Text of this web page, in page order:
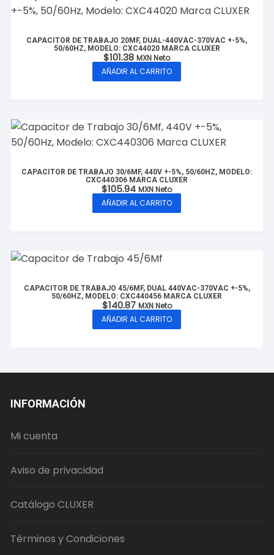
CAPACITOR DE TRABAJO 20MF, DUAL-440VAC-370VAC +-5%,
50/60HZ, MODELO: CXC44020 MARCA CLUXER
$101.38 MXN Neto
AÑADIR AL CARRITO
CAPACITOR DE TRABAJO 30/6MF, 440V +-5%, 50/60HZ, MODELO:
CXC440306 MARCA CLUXER
$105.94 MXN Neto
AÑADIR AL CARRITO
CAPACITOR DE TRABAJO 45/6MF, DUAL 440VAC-370VAC +-5%,
50/60HZ, MODELO: CXC440456 MARCA CLUXER
$140.87 MXN Neto
AÑADIR AL CARRITO
INFORMACIÓN
Mi cuenta
Aviso de privacidad
Catálogo CLUXER
Términos y Condiciones